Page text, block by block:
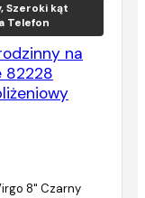
Szeroki kąt
Telefon
na
82228
8" Czarny